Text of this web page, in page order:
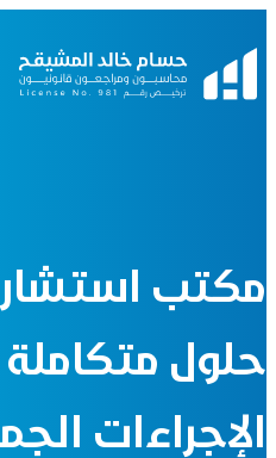
مكتب
حلول
الإجراءات